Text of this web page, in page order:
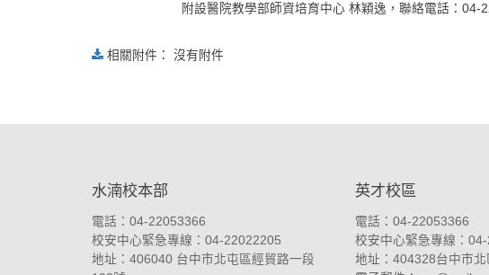
附設醫院教學部師資培育中心 林穎逸，聯絡電話：04-
相關附件： 沒有附件
水湳校本部
電話：04-22053366
校安中心緊急專線：04-22022205
地址： 406040 台中市北屯區經貿路一段
英才校區
電話：04-22053366
校安中心緊急專線：
地址： 404328台中市